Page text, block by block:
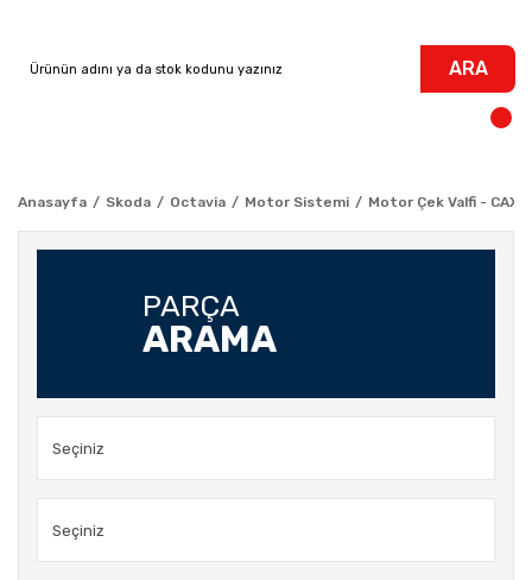
ARA
Anasayfa Skoda Octavia Motor Sistemi Motor Çek Valfi -
PARÇA
ARAMA